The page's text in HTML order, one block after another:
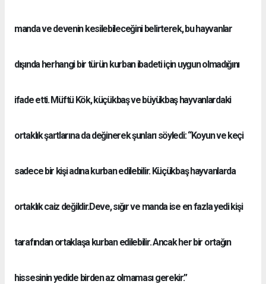
manda ve devenin kesilebileceğini belirterek, bu hayvanlar
dışında herhangi bir türün kurban ibadeti için uygun olmadığını
ifade etti. Müftü Kök, küçükbaş ve büyükbaş hayvanlardaki
ortaklık şartlarına da değinerek şunları söyledi: “Koyun ve keçi
sadece bir kişi adına kurban edilebilir. Küçükbaş hayvanlarda
ortaklık caiz değildir.Deve, sığır ve manda ise en fazla yedi kişi
tarafından ortaklaşa kurban edilebilir. Ancak her bir ortağın
hissesinin yedide birden az olmaması gerekir.”